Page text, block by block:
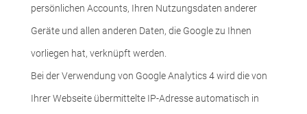
persönlichen Accounts, Ihren Nutzungsdaten anderer
Geräte und allen anderen Daten, die Google zu Ihnen
vorliegen hat, verknüpft werden.
Bei der Verwendung von Google Analytics 4 wird die von
Ihrer Webseite übermittelte IP-Adresse automatisch in